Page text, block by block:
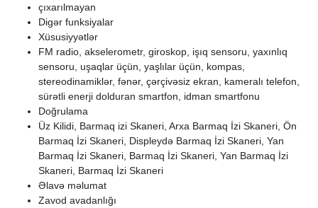
çıxarılmayan
Digər funksiyalar
Xüsusiyyətlər
FM radio, akselerometr, giroskop, işıq sensoru, yaxınlıq
sensoru, uşaqlar üçün, yaşlılar üçün, kompas,
stereodinamiklər, fənər, çərçivəsiz ekran, kameralı telefon,
sürətli enerji dolduran smartfon, idman smartfonu
Doğrulama
Üz Kilidi, Barmaq izi Skaneri, Arxa Barmaq İzi Skaneri, Ön
Barmaq İzi Skaneri, Displeydə Barmaq İzi Skaneri, Yan
Barmaq İzi Skaneri, Barmaq İzi Skaneri, Yan Barmaq İzi
Skaneri, Barmaq İzi Skaneri
Əlavə məlumat
Zavod avadanlığı